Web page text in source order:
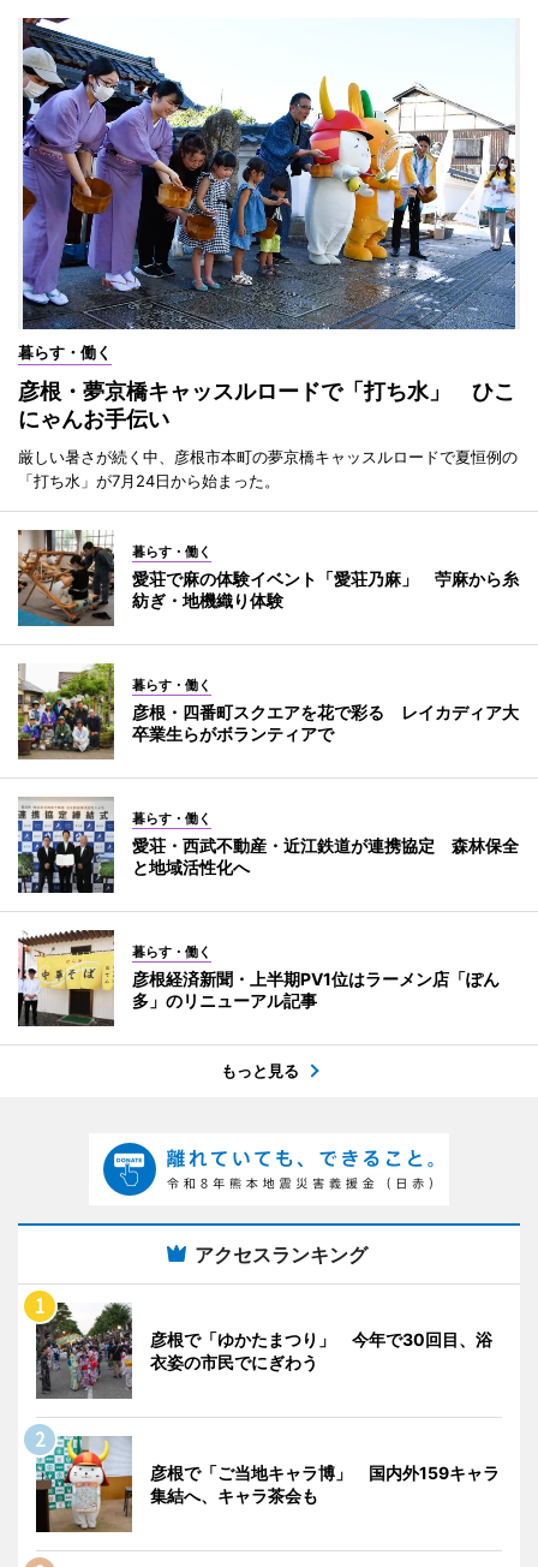
暮らす・働く
彦根・夢京橋キャッスルロードで「打ち水」 ひこ
にゃんお手伝い
厳しい暑さが続く中、彦根市本町の夢京橋キャッスルロードで夏恒例の
「打ち水」が7月24日から始まった。
暮らす・働く
愛荘で麻の体験イベント「愛荘乃麻」 苧麻から糸
紡ぎ・地機織り体験
暮らす・働く
彦根・四番町スクエアを花で彩る レイカディア大
卒業生らがボランティアで
暮らす・働く
愛荘・西武不動産・近江鉄道が連携協定 森林保全
と地域活性化へ
暮らす・働く
彦根経済新聞・上半期PV1位はラーメン店「ぽん
多」のリニューアル記事
もっと見る
アクセスランキング
彦根で「ゆかたまつり」 今年で30回目、浴
衣姿の市民でにぎわう
彦根で「ご当地キャラ博」 国内外159キャラ
集結へ、キャラ茶会も